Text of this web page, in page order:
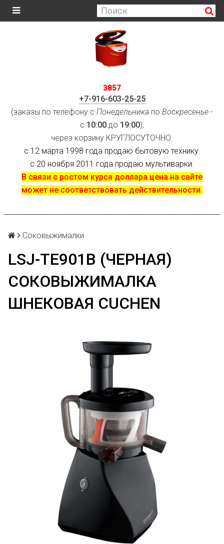
3857
+7-916-603-25-25
(заказы по телефону с Понедельника по Воскресенье -
с 10:00 до 19:00),
через корзину КРУГЛОСУТОЧНО.
с 12 марта 1998 года продаю бытовую технику.
с 20 ноября 2011 года продаю мультиварки.
В связи с ростом курса доллара цена на сайте
может не соответствовать действительности.
Соковыжималки
LSJ-TE901B (ЧЕРНАЯ)
СОКОВЫЖИМАЛКА
ШНЕКОВАЯ CUCHEN